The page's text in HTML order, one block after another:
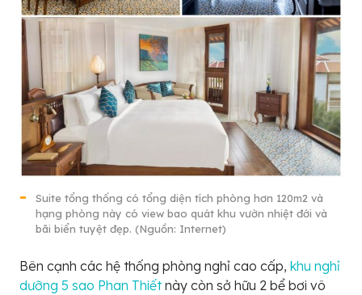
Suite tổng thống có tổng diện tích phòng hơn 120m2 và
hạng phòng này có view bao quát khu vườn nhiệt đới và
bãi biển tuyệt đẹp. (Nguồn: Internet)
Bên cạnh các hệ thống phòng nghỉ cao cấp, khu nghỉ
dưỡng 5 sao Phan Thiếtnày còn sở hữu 2 bể bơi vô